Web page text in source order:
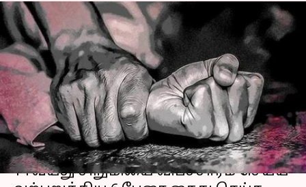
14 வயது சகோதரியை
விபச்சாரம் செய்ய
வற்புறுத்திய சென்னை
பெண் கைது
எழுதியவர் Sindhuja SM Jul 28, 2024 05:25 pm
செய்தி முன்னோட்டம்
14 வயது சிறுமியை விபச்சாரம் செய்ய